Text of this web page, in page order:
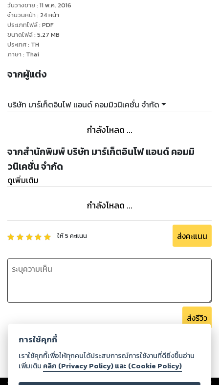
วันวางขาย : 11 พ.ค. 2016
จำนวนหน้า : 24หน้า
ประเภทไฟล์: PDF
ขนาดไฟล์: 5.27 MB
ประเทศ: TH
ภาษา : Thai
จากผู้แต่ง
บริษัท มาร์เก็ตอินโฟ แอนด์ คอมมิวนิเคชั่น จำกัด
กำลังโหลด ...
จากสำนักพิมพ์ บริษัท มาร์เก็ตอินโฟ แอนด์ คอมมิ
วนิเคชั่น จำกัด
ดูเพิ่มเติม
กำลังโหลด ...
ให้5 คะแนน ส่งคะแนน
ส่งรีวิว
Copyright ©2026Storylog Co., Ltd. - สตอรี่ล็อกขอสงวนสิทธิ์ไม่รับผิดชอบ
การใช้คุกกี้
เราใช้คุกกี้เพื่อให้ทุกคนได้ประสบการณ์การใช้งานที่ดียิ่งขึ้นอ่าน
เพิ่มเติม คลิก (Privacy Policy) และ (Cookie Policy)